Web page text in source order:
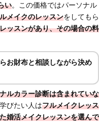
い。この価格ではパーソナル
メイクのレッスンをしてもら
ッスンがあり、その場合の料
お財布と相談しながら決め
ルカラー診断は含まれていな
びたい人はフルメイクレッス
婚活メイクレッスンを選んで